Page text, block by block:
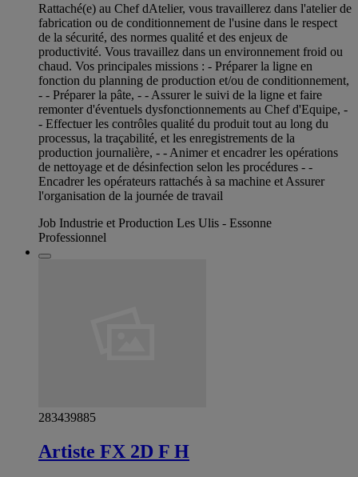
Rattaché(e) au Chef dAtelier, vous travaillerez dans l'atelier de
fabrication ou de conditionnement de l'usine dans le respect
de la sécurité, des normes qualité et des enjeux de
productivité. Vous travaillez dans un environnement froid ou
chaud. Vos principales missions : - Préparer la ligne en
fonction du planning de production et/ou de conditionnement,
- - Préparer la pâte, - - Assurer le suivi de la ligne et faire
remonter d'éventuels dysfonctionnements au Chef d'Equipe, -
- Effectuer les contrôles qualité du produit tout au long du
processus, la traçabilité, et les enregistrements de la
production journalière, - - Animer et encadrer les opérations
de nettoyage et de désinfection selon les procédures - -
Encadrer les opérateurs rattachés à sa machine et Assurer
l'organisation de la journée de travail
Job Industrie et Production Les Ulis - Essonne
Professionnel
283439885
Artiste FX 2D F H